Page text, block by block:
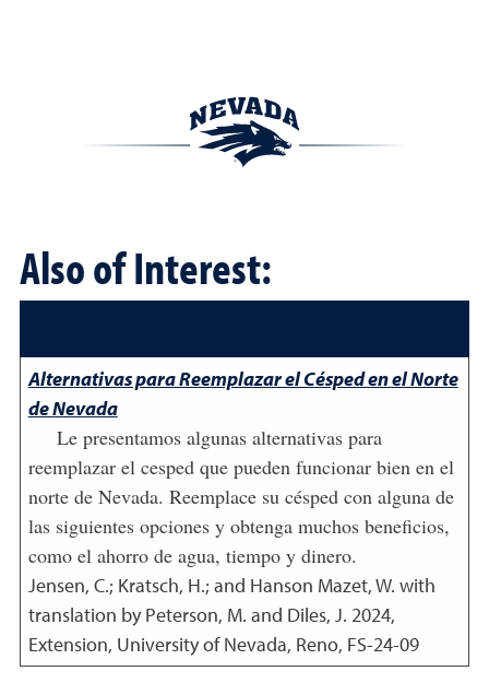
Also of Interest:
Alternativas para Reemplazar el Césped en el Norte
de Nevada
Le presentamos algunas alternativas para
reemplazar el cesped que pueden funcionar bien en el
norte de Nevada. Reemplace su césped con alguna de
las siguientes opciones y obtenga muchos beneficios,
como el ahorro de agua, tiempo y dinero.
Jensen, C.; Kratsch, H.; and Hanson Mazet, W. with
translation by Peterson, M. and Diles, J. 2024,
Extension, University of Nevada, Reno, FS-24-09